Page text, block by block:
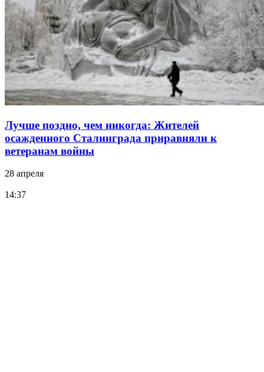
Лучше поздно, чем никогда: Жителей
осажденного Сталинграда приравняли к
ветеранам войны
28 апреля
14:37